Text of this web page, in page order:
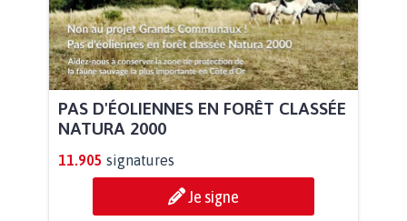
PAS D'ÉOLIENNES EN FORÊT CLASSÉE
NATURA 2000
11.905 signatures
Je signe